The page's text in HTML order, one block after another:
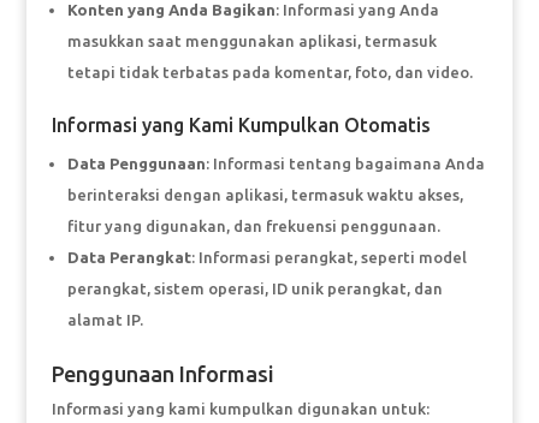
Konten yang Anda Bagikan: Informasi yang Anda
masukkan saat menggunakan aplikasi, termasuk
tetapi tidak terbatas pada komentar, foto, dan video.
Informasi yang Kami Kumpulkan Otomatis
Data Penggunaan: Informasi tentang bagaimana Anda
berinteraksi dengan aplikasi, termasuk waktu akses,
fitur yang digunakan, dan frekuensi penggunaan.
Data Perangkat: Informasi perangkat, seperti model
perangkat, sistem operasi, ID unik perangkat, dan
alamat IP.
Penggunaan Informasi
Informasi yang kami kumpulkan digunakan untuk: